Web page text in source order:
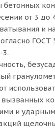
от 3 до
и
3.
и